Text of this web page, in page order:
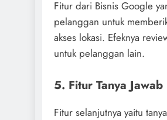
Fitur dari Bisnis Google
pelanggan untuk
akses lokasi. Efeknya
untuk pelanggan lain.
5. Fitur Tanya
Fitur selanjutnya yaitu